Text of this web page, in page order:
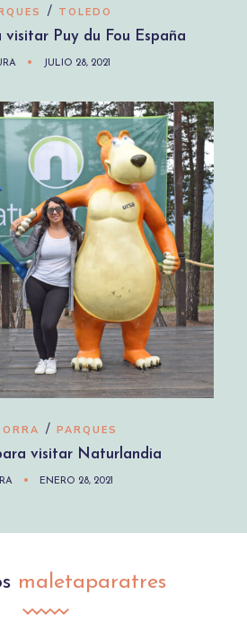
/ TOLEDO
Puy du Fou España
JULIO 28, 2021
/ PARQUES
visitar Naturlandia
ENERO 28, 2021
maletaparatres